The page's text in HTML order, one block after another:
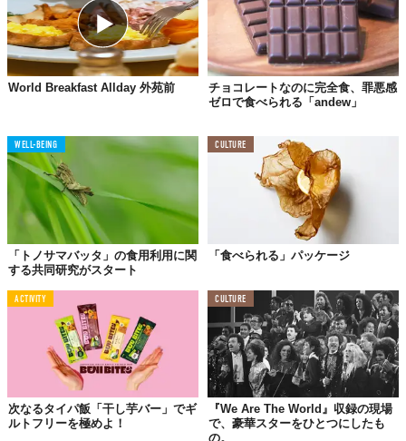
CHOCOLATE」。プラスチックフリーパッケージを使用したサス
テイナブルなブランドです。
オーツミルクを使用したクリーミーで口溶けなめらかなチョコレ
ートは、これまでのヴィーガンチョコレートとは一線を画してい
©株式会社フラッグ
World Breakfast Allday 外苑前
チョコレートなのに完全食、罪悪感
ゼロで食べられる「andew」
WELL-BEING
「トノサマバッタ」の食用利用に関
する共同研究がスタート
CULTURE
「食べられる」パッケージ
ACTIVITY
次なるタイパ飯「干し芋バー」でギ
ルトフリーを極めよ！
CULTURE
『We Are The World』収録の現場
で、豪華スターをひとつにしたも
の。